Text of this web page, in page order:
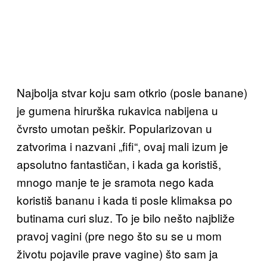
Najbolja stvar koju sam otkrio (posle banane)
je gumena hirurška rukavica nabijena u
čvrsto umotan peškir. Popularizovan u
zatvorima i nazvani „fifi“, ovaj mali izum je
apsolutno fantastičan, i kada ga koristiš,
mnogo manje te je sramota nego kada
koristiš bananu i kada ti posle klimaksa po
butinama curi sluz. To je bilo nešto najbliže
pravoj vagini (pre nego što su se u mom
životu pojavile prave vagine) što sam ja